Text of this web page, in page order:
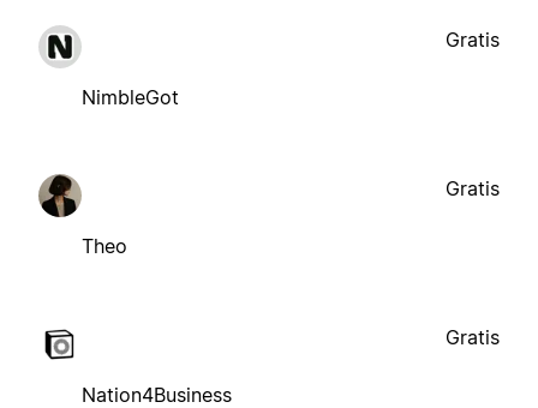
NimbleGot
Gratis
Theo
Gratis
Nation4Business
Gratis